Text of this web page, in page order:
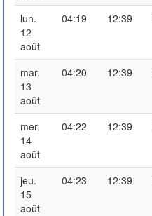
lun.
12
août
04:19 12:39
mar.
13
août
04:20 12:39
mer.
14
août
04:22 12:39
jeu.
15
août
04:23 12:39